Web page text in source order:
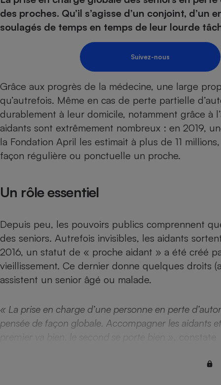
des proches. Qu’il s’agisse d’un conjoint,
soulagés de temps en temps de leur lourde
Suivez-nous
Grâce aux progrès de la médecine, une large
qu’autrefois. Même en cas de perte partielle
durablement à leur domicile, notamment grâce à
aidants sont extrêmement nombreux : en 2019,
la Fondation April les estimait à plus de 11
façon régulière ou ponctuelle un proche.
Un rôle essentiel
Depuis peu, les pouvoirs publics comprennent
des seniors. Autrefois invisibles, les aidants
2016, un statut de « proche aidant » a été créé
vieillissement. Ce dernier donne quelques droits
assistent un senior âgé ou malade.
« La prise en charge d’une personne en perte
pensée de façon globale. Accompagner les aidants
premier va bien, le second se porte bien »,
Nutrition
Produit alimentaire
Complément
Banque - Crédit
Assurance auto
Carburant
Contrôle technique -
Pièce détachée
Moto
Supermarché - Drive
Comparatif
Comparatif plaque à
Comparatif hotte
Comparatif
Comparatif aspirateur
Gros électroménager
Petit électroménager
Électricité - Gaz
Comparatif casque
Comparatif barre de
Comparatif
Comparatif
Comparatif ultrabook
Internet
Téléphonie
Comparatif
Comparatif poêle à
Comparatif radiateur
Aménagement
Hygiène - Beauté
Maladie - Médecine -
Système de santé -
Maison de retraite
Choisir son fioul
Choisir son pellet
Comparateur assurance emprunteur
Energie Moins Chère Ensemble
Tous les comparateurs
Toutes les cartes interactives
Speedtest - Testez le débit de votre
nous ?